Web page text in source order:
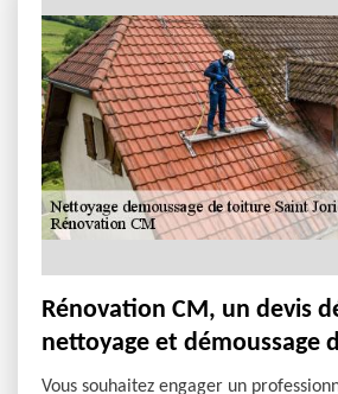
Rénovation CM, un devis
nettoyage et démoussage
Vous souhaitez engager un